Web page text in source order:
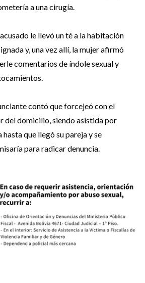
a una cirugía.
le llevó un té a la habitación
y, una vez allí, la mujer afirmó
comentarios de índole sexual y
contó que forcejeó con el
del domicilio, siendo asistida por
que llegó su pareja y se
para radicar denuncia.